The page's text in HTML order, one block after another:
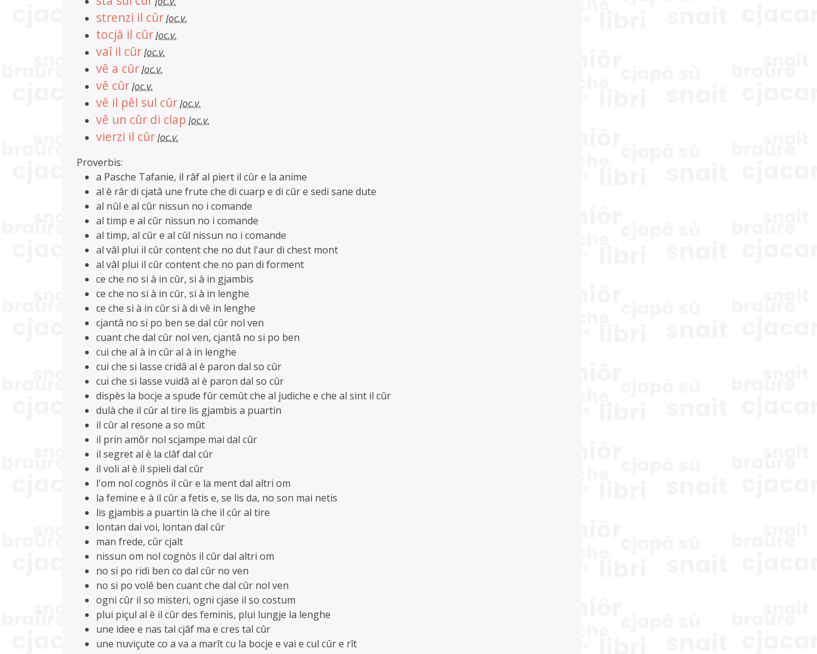
strenzi il cûrloc.v.
tocjâ il cûrloc.v.
vaî il cûrloc.v.
vê a cûrloc.v.
vê cûrloc.v.
vê il pêl sul cûrloc.v.
vê un cûr di clap loc.v.
vierzi il cûrloc.v.
Proverbis:
a Pasche Tafanie, il râf al piert il cûr e la anime
al è râr di cjatâ une frute che di cuarp e di cûr e sedi sane dute
al nûl e al cûr nissun no i comande
al timp e al cûr nissun no i comande
al timp, al cûr e al cûl nissun no i comande
al vâl plui il cûr content che no dut l'aur di chest mont
al vâl plui il cûr content che no pan di forment
ce che no si à in cûr, si à in gjambis
ce che no si à in cûr, si à in lenghe
ce che si à in cûr si à di vê in lenghe
cjantâ no si po ben se dal cûr nol ven
cuant che dal cûr nol ven, cjantâ no si po ben
cui che al à in cûr al à in lenghe
cui che si lasse cridâ al è paron dal so cûr
cui che si lasse vuidâ al è paron dal so cûr
dispès la bocje a spude fûr cemût che al judiche e che al sint il cûr
dulà che il cûr al tire lis gjambis a puartin
il cûr al resone a so mût
il prin amôr nol scjampe mai dal cûr
il segret al è la clâf dal cûr
il voli al è il spieli dal cûr
l'om nol cognòs il cûr e la ment dal altri om
la femine e à il cûr a fetis e, se lis da, no son mai netis
lis gjambis a puartin là che il cûr al tire
lontan dai voi, lontan dal cûr
man frede, cûr cjalt
nissun om nol cognòs il cûr dal altri om
no si po ridi ben co dal cûr no ven
no si po volê ben cuant che dal cûr nol ven
ogni cûr il so misteri, ogni cjase il so costum
plui piçul al è il cûr des feminis, plui lungje la lenghe
une idee e nas tal cjâf ma e cres tal cûr
une nuviçute co a va a marît cu la bocje e vai e cul cûr e rît